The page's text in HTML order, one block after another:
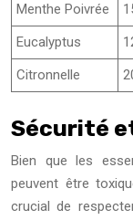
Menthe Poivrée
Eucalyptus
Citronnelle
Sécurité
Bien que les
peuvent être
crucial de